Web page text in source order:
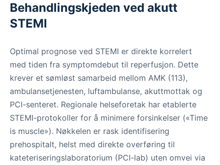
Behandlingskjeden ved akutt
STEMI
Optimal prognose ved STEMI er direkte korrelert
med tiden fra symptomdebut til reperfusjon. Dette
krever et sømløst samarbeid mellom AMK (113),
ambulansetjenesten, luftambulanse, akuttmottak og
PCI-senteret. Regionale helseforetak har etablerte
STEMI-protokoller for å minimere forsinkelser («Time
is muscle»). Nøkkelen er rask identifisering
prehospitalt, helst med direkte overføring til
kateteriseringslaboratorium (PCI-lab) uten omvei via